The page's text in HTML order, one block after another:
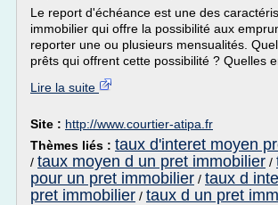
Le report d'échéance est une des
immobilier qui offre la possibilité aux
reporter une ou plusieurs mensualités.
prêts qui offrent cette possibilité ? Quelles
Lire la suite
Site : http://www.courtier-atipa.fr
Thèmes liés : taux d'interet moyen
/ taux moyen d un pret immobilier /
pour un pret immobilier / taux d
pret immobilier / taux d un pret